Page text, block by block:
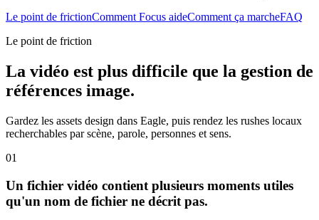
Le point de frictionComment Focus aideComment ça marcheFAQ
Le point de friction
La vidéo est plus difficile que la gestion de
références image.
Gardez les assets design dans Eagle, puis rendez les rushes locaux
recherchables par scène, parole, personnes et sens.
01
Un fichier vidéo contient plusieurs moments utiles
qu'un nom de fichier ne décrit pas.